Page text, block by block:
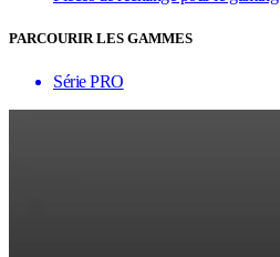
PARCOURIR LES GAMMES
Série PRO